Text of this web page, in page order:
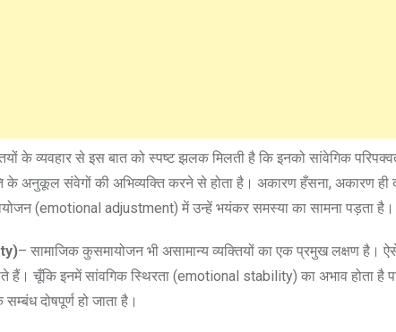
के व्यवहार से इस बात को स्पष्ट झलक मिलती है कि इनको सांवेगिक
के अनुकूल संवेगों की अभिव्यक्ति करने से होता है। अकारण हँसना, अकारण ही
(emotional adjustment) में उन्हें भयंकर समस्या का सामना पड़ता है।
– सामाजिक कुसमायोजन भी असामान्य व्यक्तियों का एक प्रमुख लक्षण है।
चूँकि इनमें सांवगिक स्थिरता (emotional stability) का अभाव होता है
दोषपूर्ण हो जाता है।